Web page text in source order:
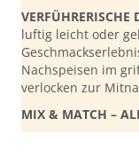
VERFÜHRERISCHE
luftig leicht oder
Nachspeisen im
verlocken zur
MIX & MATCH –